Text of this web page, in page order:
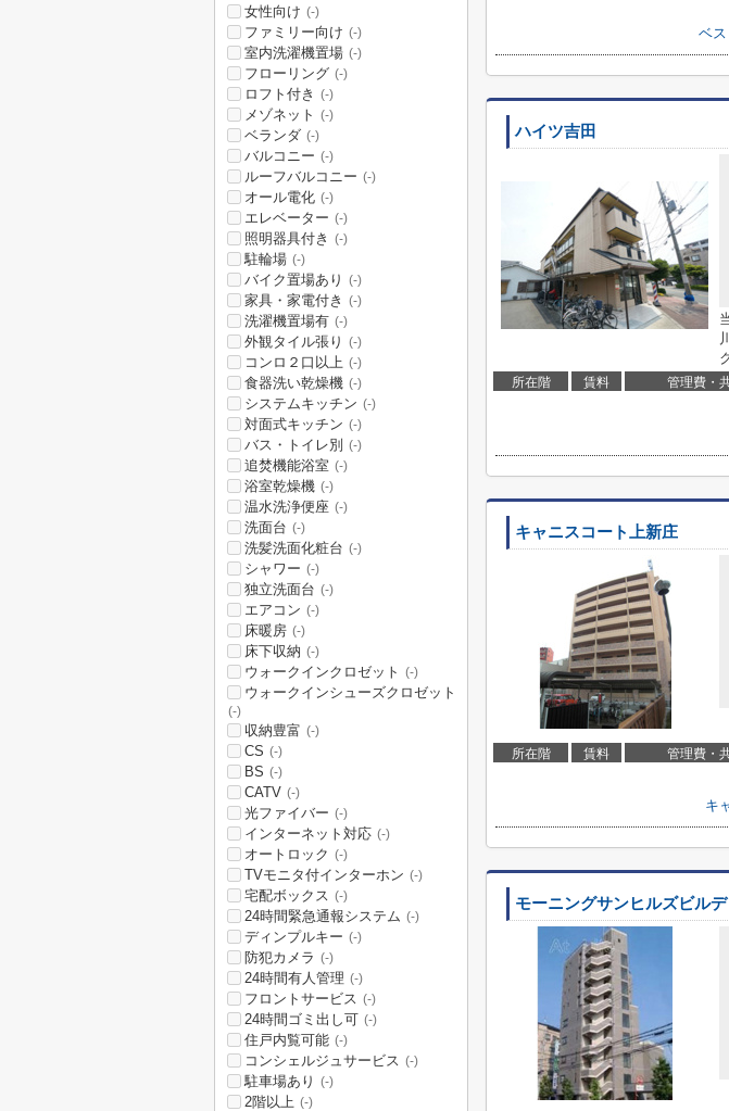
ベ
ハイツ吉田
所在階 賃料 管理費・
キャニスコート上新庄
所在階 賃料 管理費・
キ
モーニングサンヒルズビル
女性向け (-)
ファミリー向け (-)
室内洗濯機置場 (-)
フローリング (-)
ロフト付き (-)
メゾネット (-)
ベランダ (-)
バルコニー (-)
ルーフバルコニー (-)
オール電化 (-)
エレベーター (-)
照明器具付き (-)
駐輪場 (-)
バイク置場あり (-)
家具・家電付き (-)
洗濯機置場有 (-)
外観タイル張り (-)
コンロ２口以上 (-)
食器洗い乾燥機 (-)
システムキッチン (-)
対面式キッチン (-)
バス・トイレ別 (-)
追焚機能浴室 (-)
浴室乾燥機 (-)
温水洗浄便座 (-)
洗面台 (-)
洗髪洗面化粧台 (-)
シャワー (-)
独立洗面台 (-)
エアコン (-)
床暖房 (-)
床下収納 (-)
ウォークインクロゼット (-)
ウォークインシューズクロゼット
(-)
収納豊富 (-)
CS (-)
BS (-)
CATV (-)
光ファイバー (-)
インターネット対応 (-)
オートロック (-)
TVモニタ付インターホン (-)
宅配ボックス (-)
24時間緊急通報システム (-)
ディンプルキー (-)
防犯カメラ (-)
24時間有人管理 (-)
フロントサービス (-)
24時間ゴミ出し可 (-)
住戸内覧可能 (-)
コンシェルジュサービス (-)
駐車場あり (-)
2階以上 (-)